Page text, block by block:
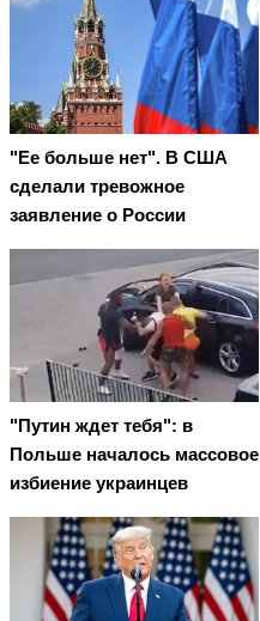
"Ее больше нет". В США
сделали тревожное
заявление о России
"Путин ждет тебя": в
Польше началось массовое
избиение украинцев